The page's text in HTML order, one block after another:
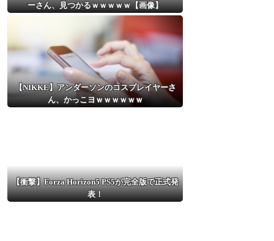
ーさん、見つかるｗｗｗｗｗ【画像】
【NIKKE】アンダーソンのコスプレイヤーさ
ん、かっこヨｗｗｗｗｗｗ
【衝撃】Forza Horizon5 PS5が完全版で正式発
表！